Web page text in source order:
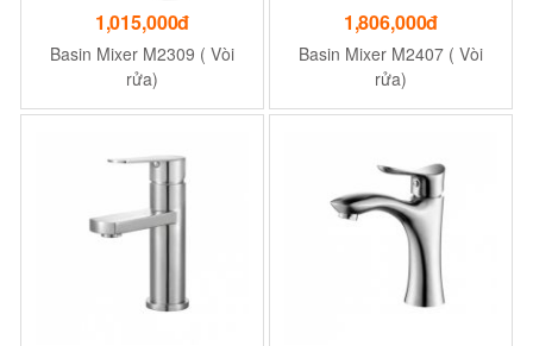
1,015,000đ
Basin Mixer M2309 ( Vòi
rửa)
1,806,000đ
Basin Mixer M2407 ( Vòi
rửa)